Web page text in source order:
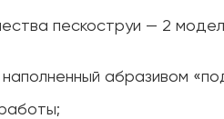
пескоструи — 2
абразивом